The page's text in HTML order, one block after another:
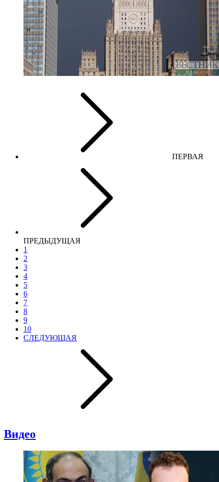
ПЕРВАЯ
ПРЕДЫДУЩАЯ
1
2
3
4
5
6
7
8
9
10
СЛЕДУЮЩАЯ
Видео